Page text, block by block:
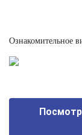
Ознакомительное